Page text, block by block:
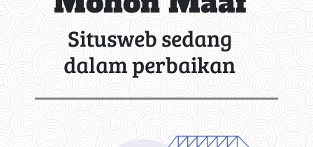
Situsweb sedang
dalam perbaikan